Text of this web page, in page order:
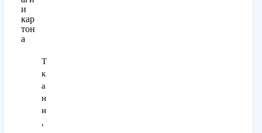
и
кар
тон
а
Т
к
а
н
и
,